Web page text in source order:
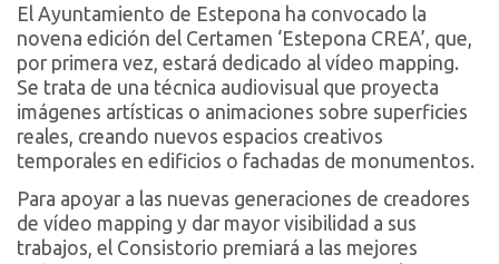
El Ayuntamiento de Estepona ha convocado la
novena edición del Certamen ‘Estepona CREA’, que,
por primera vez, estará dedicado al vídeo mapping.
Se trata de una técnica audiovisual que proyecta
imágenes artísticas o animaciones sobre superficies
reales, creando nuevos espacios creativos
temporales en edificios o fachadas de monumentos.
Para apoyar a las nuevas generaciones de creadores
de vídeo mapping y dar mayor visibilidad a sus
trabajos, el Consistorio premiará a las mejores